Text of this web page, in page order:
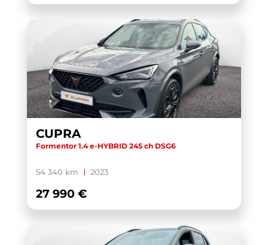
CUPRA
Formentor 1.4 e-HYBRID 245 ch DSG6
54 340 km 2023
27 990 €